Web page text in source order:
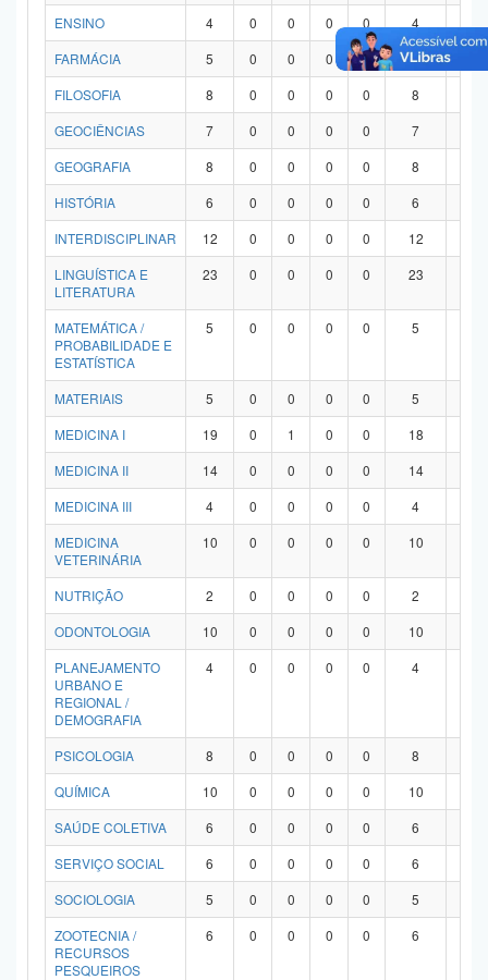
ENSINO
4 0 0 0 0 4
FARMÁCIA
5 0 0 0 0 5
FILOSOFIA
8 0 0 0 0 8
GEOCIÊNCIAS
7 0 0 0 0 7
GEOGRAFIA
8 0 0 0 0 8
HISTÓRIA
6 0 0 0 0 6
INTERDISCIPLINAR
12 0 0 0 0 12
LINGUÍSTICA E
LITERATURA
23 0 0 0 0 23
MATEMÁTICA /
PROBABILIDADE E
ESTATÍSTICA
5 0 0 0 0 5
MATERIAIS 5 0 0 0 0 5
MEDICINA I
19 0 1 0 0 18
MEDICINA II
14 0 0 0 0 14
MEDICINA III
4 0 0 0 0 4
MEDICINA
VETERINÁRIA
10 0 0 0 0 10
NUTRIÇÃO 2 0 0 0 0 2
ODONTOLOGIA
10 0 0 0 0 10
PLANEJAMENTO
URBANO E
REGIONAL /
DEMOGRAFIA
4 0 0 0 0 4
PSICOLOGIA 8 0 0 0 0 8
QUÍMICA
10 0 0 0 0 10
SAÚDE COLETIVA
6 0 0 0 0 6
SERVIÇO SOCIAL
6 0 0 0 0 6
SOCIOLOGIA
5 0 0 0 0 5
ZOOTECNIA /
RECURSOS
PESQUEIROS
6 0 0 0 0 6